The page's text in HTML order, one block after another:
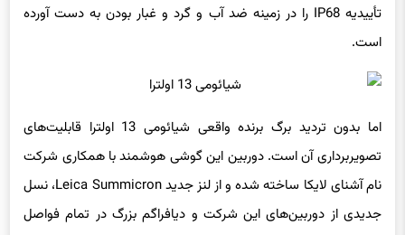
تأییدیه IP68 را در زمینه ضد آب و گرد و غبار بودن به دست آورده
است.
اما بدون تردید برگ برنده واقعی شیائومی 13 اولترا قابلیت‌های
تصویربرداری آن است. دوربین این گوشی هوشمند با همکاری شرکت
نام آشنای لایکا ساخته شده و از لنز جدید Leica Summicron، نسل
جدیدی از دوربین‌های این شرکت و دیافراگم بزرگ در تمام فواصل